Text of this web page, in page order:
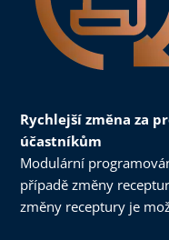
Rychlejší změna za
účastníkům
Modulární
případě změny
změny receptury je